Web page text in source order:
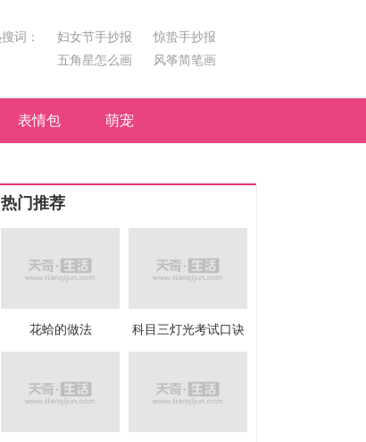
词： 妇女节手抄报
惊蛰手抄报
五角星怎么画
风筝简笔画
表情包 萌宠
热门推荐
花蛤的做法 科目三灯光考试口诀